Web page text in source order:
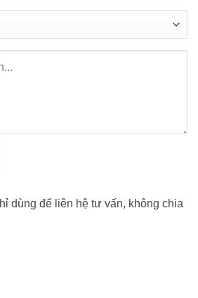
dùng để liên hệ tư vấn, không chia